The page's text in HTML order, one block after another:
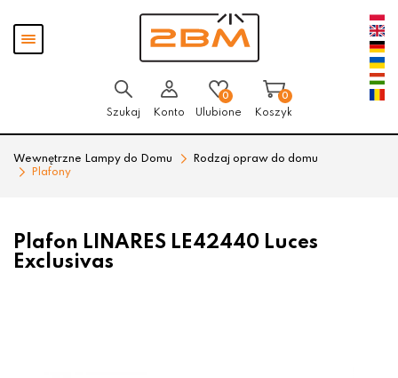
Pokaż
menu
Szukaj Konto
0
Ulubione
0
Koszyk
Wewnętrzne Lampy do Domu
Rodzaj opraw do domu
Plafony
Plafon LINARES LE42440 Luces
Exclusivas